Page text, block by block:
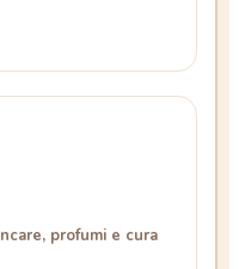
profumi e cura